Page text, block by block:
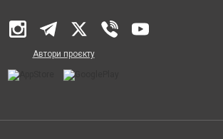
Автори проєкту